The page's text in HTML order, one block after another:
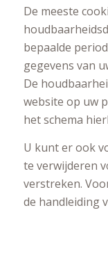
De meeste
bepaalde
gegevens van
De
website op uw
het schema
U kunt er ook
te verwijderen
verstreken.
de handleiding